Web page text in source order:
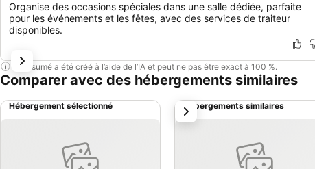
Organise des occasions spéciales dans une salle dédiée, parfaite
pour les événements et les fêtes, avec des services de traiteur
disponibles.
Ce résumé a été créé à l’aide de l’IA et peut ne pas être exact à 100 %.
Comparer avec des hébergements similaires
Hébergement sélectionné Hébergements similaires
suivant